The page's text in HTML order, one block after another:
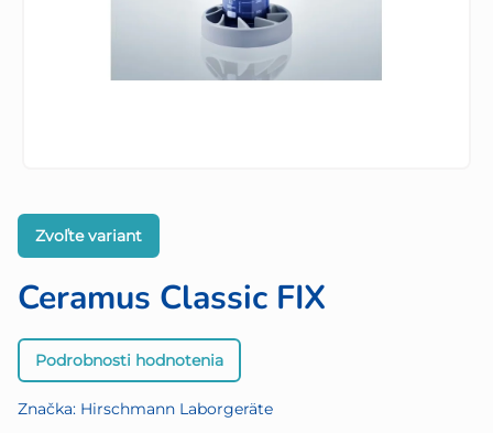
Ceramus Classic FIX
Priemerné
hodnotenie
je
Podrobnosti hodnotenia
Značka: Hirschmann Laborgeräte
Zvoľte variant